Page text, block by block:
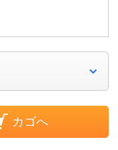
カゴへ